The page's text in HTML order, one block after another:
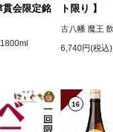
会限定銘
ト限り 】
古八幡 魔王
6,740円(税込)
16